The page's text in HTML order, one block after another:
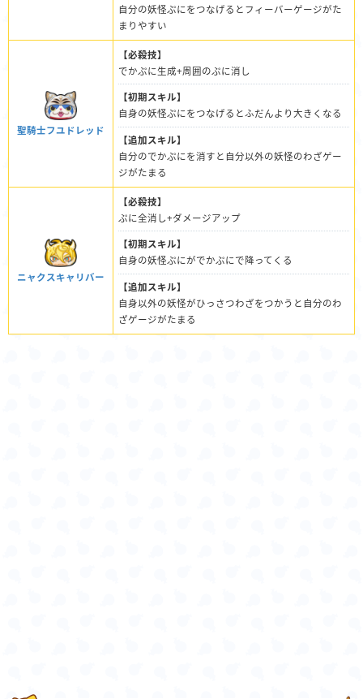
自分の妖怪ぷにをつなげるとフィーバーゲージがた
まりやすい
聖騎士フユドレッド
【必殺技】
でかぷに生成+周囲のぷに消し
【初期スキル】
自身の妖怪ぷにをつなげるとふだんより大きくなる
【追加スキル】
自分のでかぷにを消すと自分以外の妖怪のわざゲー
ジがたまる
ニャクスキャリバー
【必殺技】
ぷに全消し+ダメージアップ
【初期スキル】
自身の妖怪ぷにがでかぷにで降ってくる
【追加スキル】
自身以外の妖怪がひっさつわざをつかうと自分のわ
ざゲージがたまる